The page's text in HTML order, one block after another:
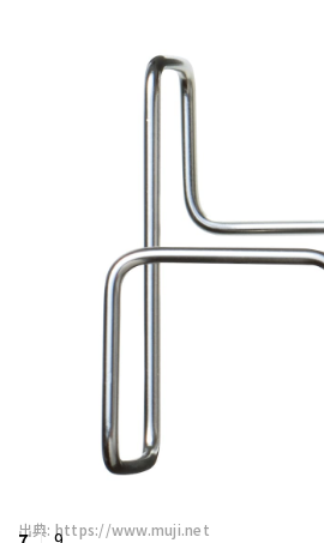
出典: https://www.muji.net